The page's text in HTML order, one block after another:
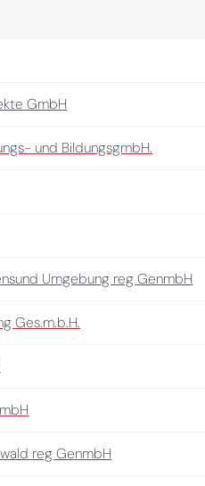
GmbH
und BildungsgmbH.
Umgebung reg GenmbH
Ges.m.b.H.
reg GenmbH